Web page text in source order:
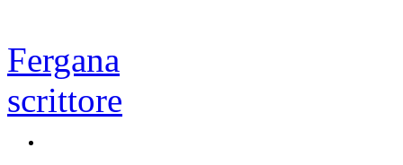
Fergana
scrittore